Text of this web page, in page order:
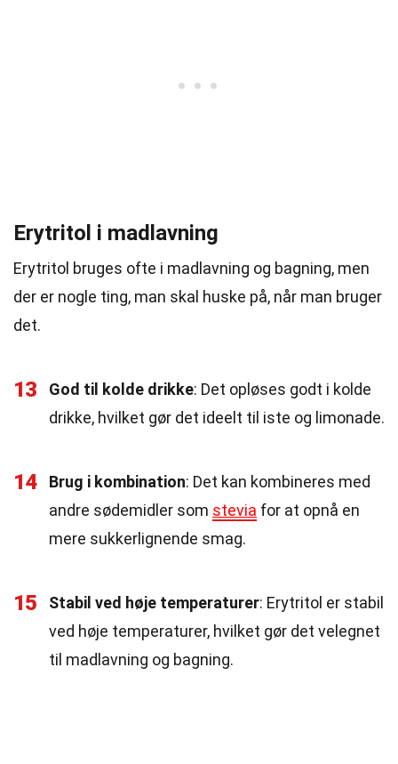
Erytritol i madlavning
Erytritol bruges ofte i madlavning og bagning, men
der er nogle ting, man skal huske på, når man bruger
det.
13 God til kolde drikke: Det opløses godt i kolde
drikke, hvilket gør det ideelt til iste og limonade.
14 Brug i kombination: Det kan kombineres med
andre sødemidler som stevia for at opnå en
mere sukkerlignende smag.
15 Stabil ved høje temperaturer: Erytritol er stabil
ved høje temperaturer, hvilket gør det velegnet
til madlavning og bagning.